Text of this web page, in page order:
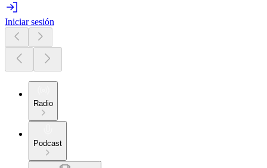
Iniciar sesión
Radio
Podcast